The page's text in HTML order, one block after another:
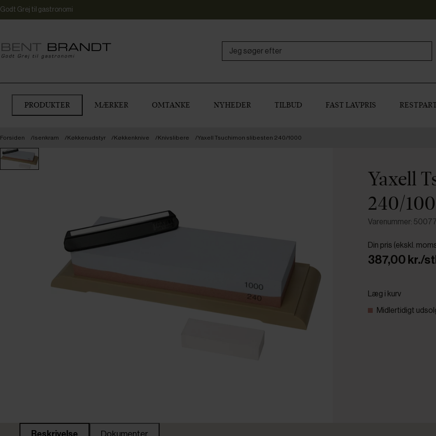
Godt Grej til gastronomi
PRODUKTER MÆRKER OMTANKE NYHEDER TILBUD FAST LAVPRIS
Forsiden Isenkram Køkkenudstyr Køkkenknive Knivslibere Yaxell Tsuchimon slibesten 240/1000
Yaxell
240/
Varenummer:
Din pris (ekskl.
387,00 kr./
Læg i kurv
Midlertidigt
Beskrivelse Dokumenter